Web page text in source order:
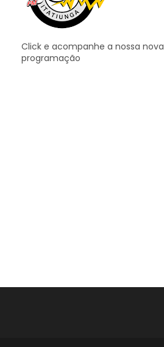
Click e acompanhe a nossa nova
programação